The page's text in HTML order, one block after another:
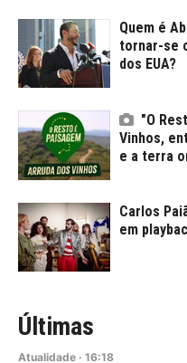
Quem é
tornar-se
dos EUA?
"O
Vinhos,
e a terra
Carlos
em
Últimas
Atualidade · 16:18